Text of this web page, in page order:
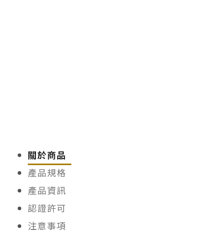
關於商品
產品規格
產品資訊
認證許可
注意事項